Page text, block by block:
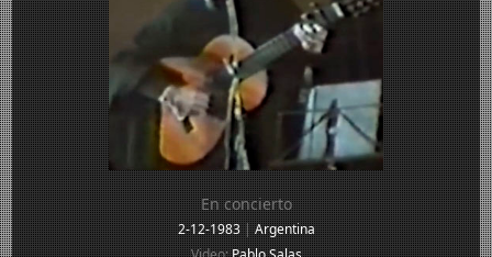
En concierto
2-12-1983|Argentina